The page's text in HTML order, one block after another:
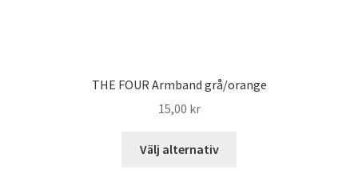
THE FOUR Armband grå/orange
15,00 kr
Välj alternativ